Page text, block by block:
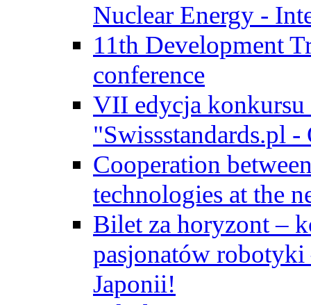
Nuclear Energy -
11th Development
conference
VII edycja konkursu
"Swissstandards.pl
Cooperation
technologies at the
Bilet za horyzont –
pasjonatów
Japonii!